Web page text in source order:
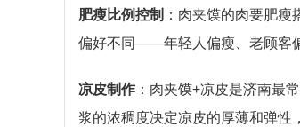
肥瘦比例控制 ：肉夹馍的肉要肥
偏好不同——年轻人偏瘦、老顾客
凉皮制作 ：肉夹馍+凉皮是济南最
浆的浓稠度决定凉皮的厚薄和弹